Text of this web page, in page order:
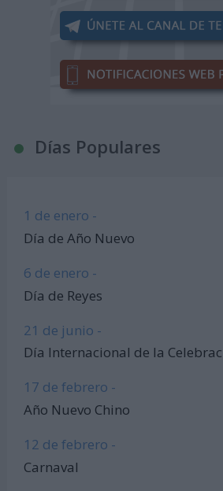
Días Populares
1 de enero -
Día de Año Nuevo
6 de enero -
Día de Reyes
21 de junio -
Día Internacional de la
17 de febrero -
Año Nuevo Chino
12 de febrero -
Carnaval